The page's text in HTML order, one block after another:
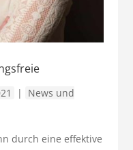
|
News und
durch eine effektive